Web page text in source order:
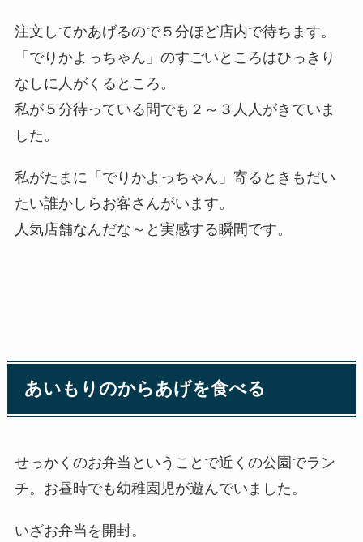
注文してかあげるので５分ほど店内で待ちます。
「でりかよっちゃん」のすごいところはひっきり
なしに人がくるところ。
私が５分待っている間でも２～３人人がきていま
した。
私がたまに「でりかよっちゃん」寄るときもだい
たい誰かしらお客さんがいます。
人気店舗なんだな～と実感する瞬間です。
あいもりのからあげを食べる
せっかくのお弁当ということで近くの公園でラン
チ。お昼時でも幼稚園児が遊んでいました。
いざお弁当を開封。